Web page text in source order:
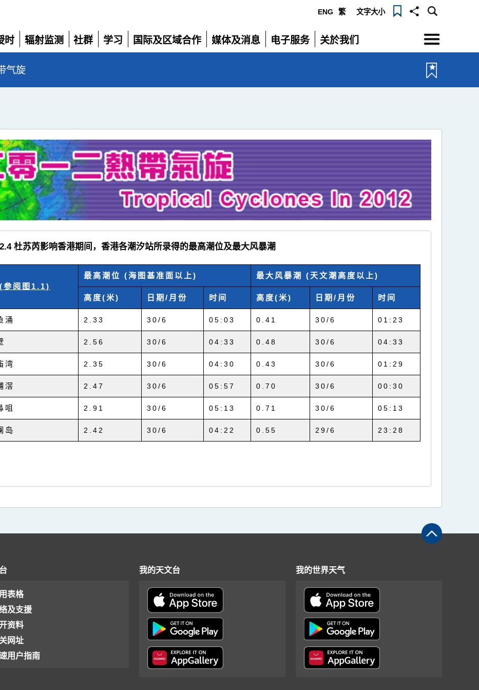
ENG 繁 文字大小
时
辐射监测
展
开
社群
展
学习
展
国际及区域合作
展
媒体及消息
展
电子服务
展
关於我们
展
选
单
气旋
杜苏芮影响香港期间，香港各潮汐站所录得的最高潮位及最大风暴潮
(参阅图1.1)
最高潮位 (海图基准面以上) 最大风暴潮 (天文潮高度以上)
高度(米) 日期/月份 时间 高度(米) 日期/月份 时间
涌 2.33 30/6 05:03 0.41 30/6 01:23
2.56 30/6 04:33 0.48 30/6 04:33
湾 2.35 30/6 04:30 0.43 30/6 01:29
滘 2.47 30/6 05:57 0.70 30/6 00:30
咀 2.91 30/6 05:13 0.71 30/6 05:13
岛 2.42 30/6 04:22 0.55 29/6 23:28
表格
及支援
资料
网址
用户指南
我的天文台 我的世界天气